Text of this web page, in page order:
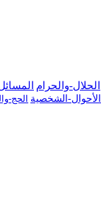
الحلال-والحرام
الأحوال-الشخصية الحج-